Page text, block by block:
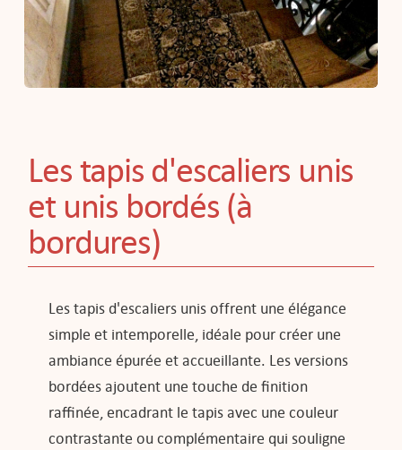
Les tapis d'escaliers unis
et unis bordés (à
bordures)
Les tapis d'escaliers unis offrent une élégance
simple et intemporelle, idéale pour créer une
ambiance épurée et accueillante. Les versions
bordées ajoutent une touche de finition
raffinée, encadrant le tapis avec une couleur
contrastante ou complémentaire qui souligne